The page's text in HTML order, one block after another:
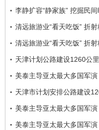
李静扩容“静家族” 挖掘民间
清远旅游业“看天吃饭” 折
清远旅游业“看天吃饭” 折
天津计划公路建设1260公
美泰主导亚太最大多国军演
天津市计划安排公路建设
美泰主导亚太最大多国军演
美泰主导亚太最大多国军演